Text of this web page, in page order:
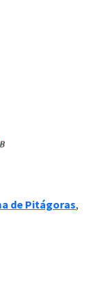
de Pitágoras,